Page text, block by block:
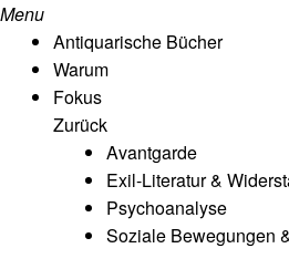
Menu
Antiquarische Bücher
Warum
Fokus
Zurück
Avantgarde
Exil-Literatur &
Psychoanalyse
Soziale Bewegungen